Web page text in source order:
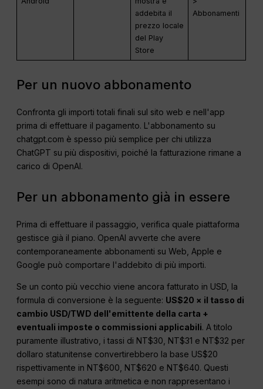
addebita il
prezzo locale
del Play
Store
Abbonamenti
Per un nuovo abbonamento
Confronta gli importi totali finali sul sito web e nell'app
prima di effettuare il pagamento. L'abbonamento su
chatgpt.com è spesso più semplice per chi utilizza
ChatGPT su più dispositivi, poiché la fatturazione rimane a
carico di OpenAI.
Per un abbonamento già in essere
Prima di effettuare il passaggio, verifica quale piattaforma
gestisce già il piano. OpenAI avverte che avere
contemporaneamente abbonamenti su Web, Apple e
Google può comportare l'addebito di più importi.
Se un conto più vecchio viene ancora fatturato in USD, la
formula di conversione è la seguente: US$20 × il tasso di
cambio USD/TWD dell'emittente della carta +
eventuali imposte o commissioni applicabili. A titolo
puramente illustrativo, i tassi di NT$30, NT$31 e NT$32 per
dollaro statunitense convertirebbero la base US$20
rispettivamente in NT$600, NT$620 e NT$640. Questi
esempi sono di natura aritmetica e non rappresentano i